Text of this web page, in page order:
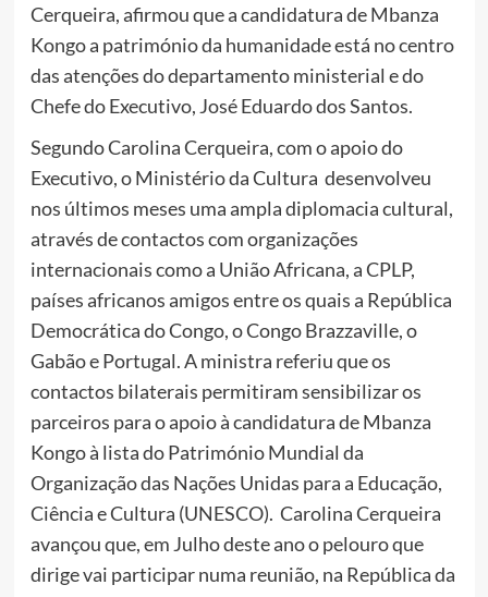
Cerqueira, afirmou que a candidatura de Mbanza
Kongo a património da humanidade está no centro
das atenções do departamento ministerial e do
Chefe do Executivo, José Eduardo dos Santos.
Segundo Carolina Cerqueira, com o apoio do
Executivo, o Ministério da Cultura desenvolveu
nos últimos meses uma ampla diplomacia cultural,
através de contactos com organizações
internacionais como a União Africana, a CPLP,
países africanos amigos entre os quais a República
Democrática do Congo, o Congo Brazzaville, o
Gabão e Portugal. A ministra referiu que os
contactos bilaterais permitiram sensibilizar os
parceiros para o apoio à candidatura de Mbanza
Kongo à lista do Património Mundial da
Organização das Nações Unidas para a Educação,
Ciência e Cultura (UNESCO). Carolina Cerqueira
avançou que, em Julho deste ano o pelouro que
dirige vai participar numa reunião, na República da